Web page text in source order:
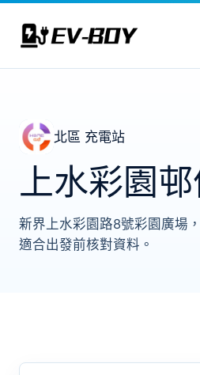
北區 充電站
上水彩園
新界上水彩園路8號彩園廣場
適合出發前核對資料。